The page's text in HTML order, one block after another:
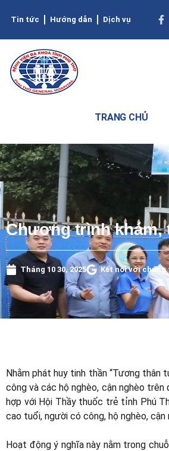
Tin tức Hướng dẫn Dịch vụ
TRANG CHỦ
Chương trình khám,
Tháng 10 30, 2025 Kết nối với chúng
Nhằm phát huy tinh thần “Tương
công và các hộ nghèo, cận nghèo
hợp với Hội Thầy thuốc trẻ tỉnh Phú
cao tuổi, người có công, hộ nghèo, cận
Hoạt động ý nghĩa này nằm trong